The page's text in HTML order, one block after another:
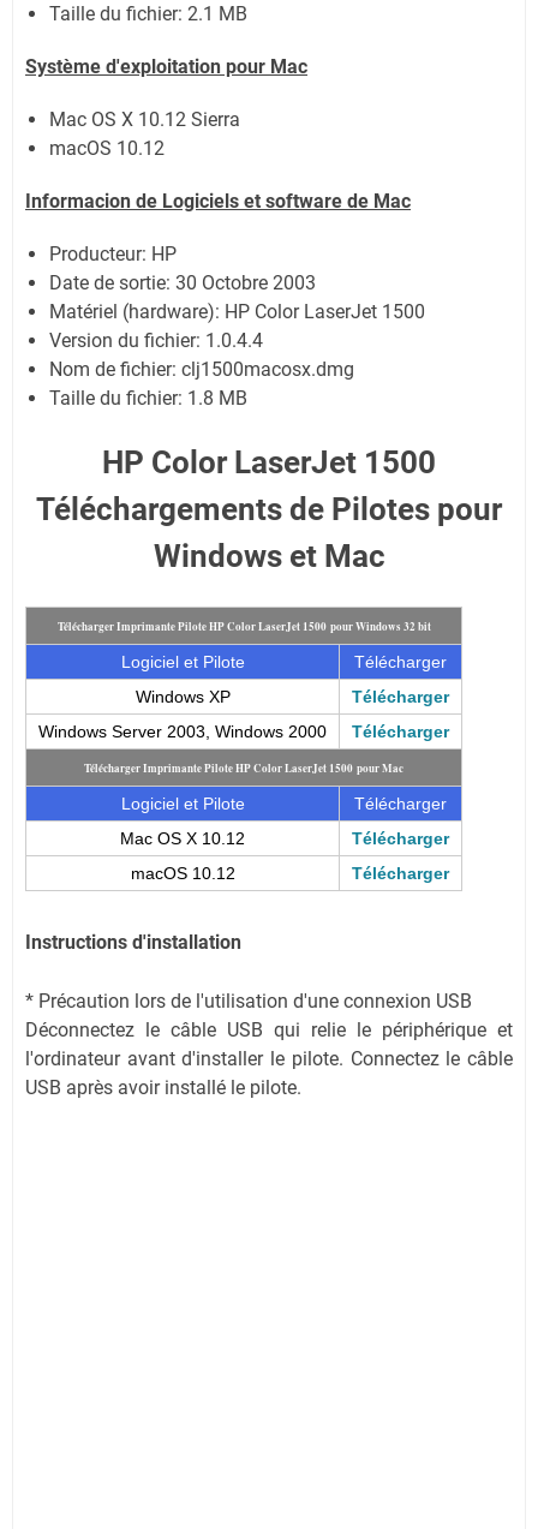
Taille du fichier: 2.1 MB
Système d'exploitation pour Mac
Mac OS X 10.12 Sierra
macOS 10.12
Informacion de Logiciels et software de Mac
Producteur: HP
Date de sortie: 30 Octobre 2003
Matériel (hardware): HP Color LaserJet 1500
Version du fichier: 1.0.4.4
Nom de fichier: clj1500macosx.dmg
Taille du fichier: 1.8 MB
HP Color LaserJet 1500
Téléchargements de Pilotes pour
Windows et Mac
Télécharger Imprimante Pilote HP Color LaserJet 1500 pour Windows 32 bit
Logiciel et Pilote
Télécharger
Windows XP
Télécharger
Windows Server 2003, Windows 2000
Télécharger
Télécharger Imprimante Pilote HP Color LaserJet 1500 pour Mac
Logiciel et Pilote
Télécharger
Mac OS X 10.12
Télécharger
macOS 10.12
Télécharger
Instructions d'installation
* Précaution lors de l'utilisation d'une connexion USB
Déconnectez le câble USB qui relie le périphérique et
l'ordinateur avant d'installer le pilote. Connectez le câble
USB après avoir installé le pilote.